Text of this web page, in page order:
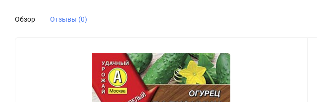
Обзор Отзывы (0)